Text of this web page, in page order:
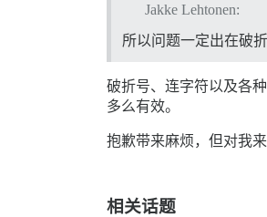
Jakke Lehtonen:
所以问题一定出在破
破折号、连字符以及各
多么有效。
抱歉带来麻烦，但对我
相关话题